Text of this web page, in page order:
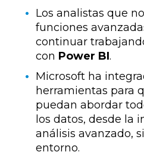
Los analistas que
funciones
continuar
con Power BI.
Microsoft ha
herramientas para
puedan abordar
los datos, desde la
análisis avanzado,
entorno.